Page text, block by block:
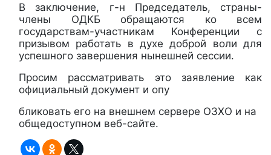
В заключение, г-н Председатель, страны-
члены ОДКБ обращаются ко всем
государствам-участникам Конференции с
призывом работать в духе доброй воли для
успешного завершения нынешней сессии.
Просим рассматривать это заявление как
официальный документ и опу
бликовать его на внешнем сервере ОЗХО и на
общедоступном веб-сайте.